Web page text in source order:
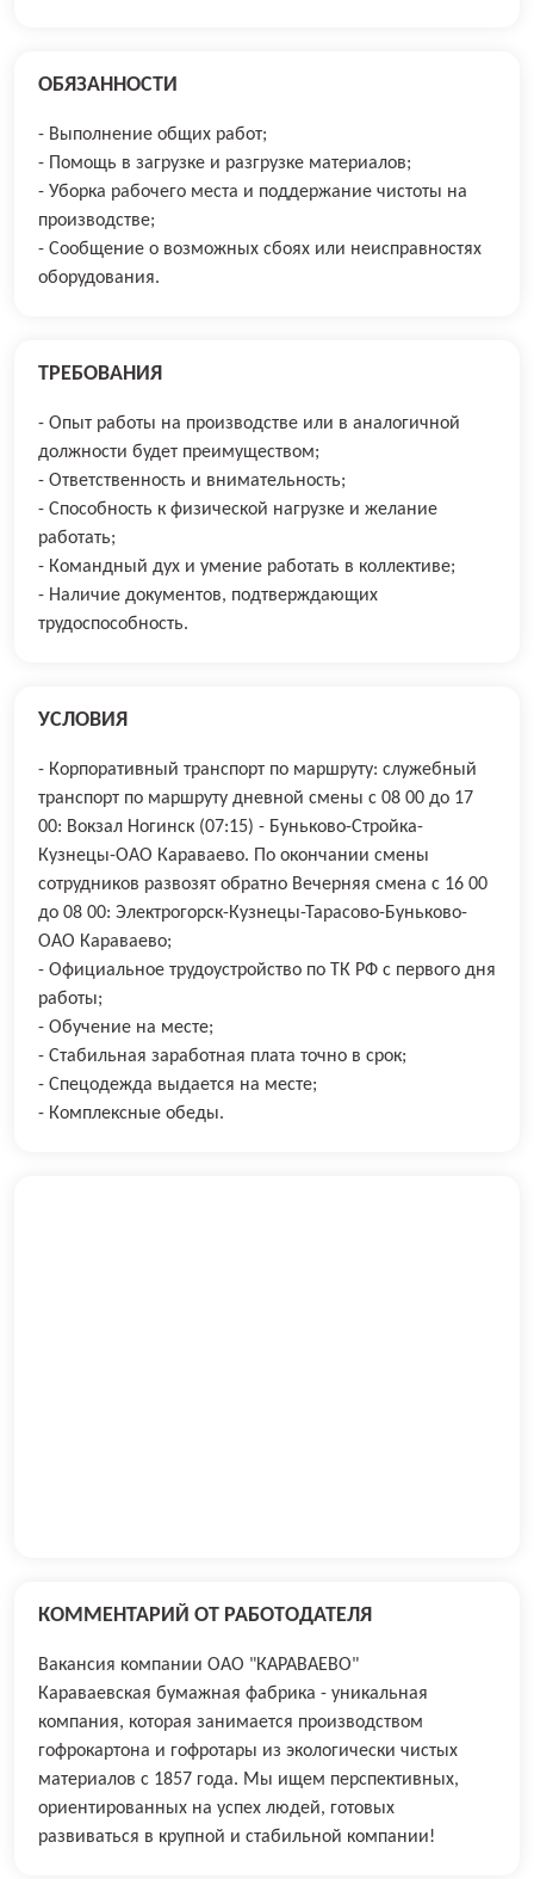
ОБЯЗАННОСТИ
- Выполнение общих работ;
- Помощь в загрузке и разгрузке материалов;
- Уборка рабочего места и поддержание чистоты на
производстве;
- Сообщение о возможных сбоях или неисправностях
оборудования.
ТРЕБОВАНИЯ
- Опыт работы на производстве или в аналогичной
должности будет преимуществом;
- Ответственность и внимательность;
- Способность к физической нагрузке и желание
работать;
- Командный дух и умение работать в коллективе;
- Наличие документов, подтверждающих
трудоспособность.
УСЛОВИЯ
- Корпоративный транспорт по маршруту: служебный
транспорт по маршруту дневной смены с 08 00 до 17
00: Вокзал Ногинск (07:15) - Буньково-Стройка-
Кузнецы-ОАО Караваево. По окончании смены
сотрудников развозят обратно Вечерняя смена с 16 00
до 08 00: Электрогорск-Кузнецы-Тарасово-Буньково-
ОАО Караваево;
- Официальное трудоустройство по ТК РФ с первого дня
работы;
- Обучение на месте;
- Стабильная заработная плата точно в срок;
- Спецодежда выдается на месте;
- Комплексные обеды.
КОММЕНТАРИЙ ОТ РАБОТОДАТЕЛЯ
Вакансия компании ОАО "КАРАВАЕВО"
Караваевская бумажная фабрика - уникальная
компания, которая занимается производством
гофрокартона и гофротары из экологически чистых
материалов с 1857 года. Мы ищем перспективных,
ориентированных на успех людей, готовых
развиваться в крупной и стабильной компании!